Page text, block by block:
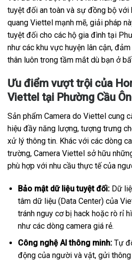
tuyệt đối an toàn và sự đồng bộ với
quang Viettel mạnh mẽ, giải pháp
tuyệt đối cho các hộ gia đình tại
như các khu vực huyện lân cận,
thân luôn trong tầm mắt dù bạn ở
Ưu điểm vượt trội của
Viettel tại Phường Cầu
Sản phẩm Camera do Viettel cung
hiệu đầy năng lượng, tượng trưng
xử lý thông tin. Khác với các dòng
trường, Camera Viettel sở hữu
phù hợp với nhu cầu thực tế của
Bảo mật dữ liệu tuyệt đối:Dữ
tâm dữ liệu (Data Center) của
tránh nguy cơ bị hack hoặc rò rỉ
như các dòng camera giá rẻ.
Công nghệ AI thông minh:Tự
động của người và vật, gửi